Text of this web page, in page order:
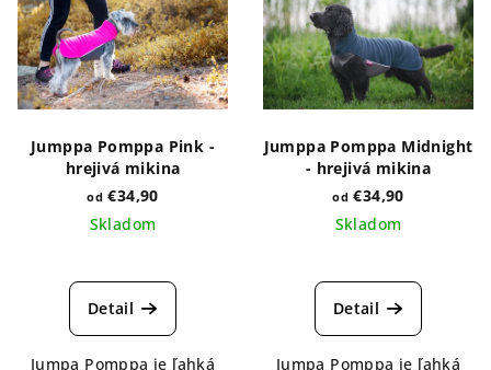
Jumppa Pomppa Pink -
hrejivá mikina
od €34,90
Skladom
Detail
Jumpa Pomppa je ľahká
Jumppa Pomppa Midnight
- hrejivá mikina
od €34,90
Skladom
Detail
Jumpa Pomppa je ľahká